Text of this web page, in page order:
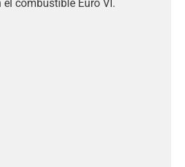
combustible Euro VI.